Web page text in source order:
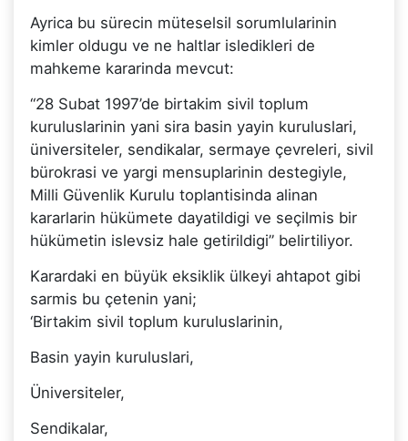
Ayrica bu sürecin müteselsil sorumlularinin
kimler oldugu ve ne haltlar isledikleri de
mahkeme kararinda mevcut:
“28 Subat 1997’de birtakim sivil toplum
kuruluslarinin yani sira basin yayin kuruluslari,
üniversiteler, sendikalar, sermaye çevreleri, sivil
bürokrasi ve yargi mensuplarinin destegiyle,
Milli Güvenlik Kurulu toplantisinda alinan
kararlarin hükümete dayatildigi ve seçilmis bir
hükümetin islevsiz hale getirildigi” belirtiliyor.
Karardaki en büyük eksiklik ülkeyi ahtapot gibi
sarmis bu çetenin yani;
‘Birtakim sivil toplum kuruluslarinin,
Basin yayin kuruluslari,
Üniversiteler,
Sendikalar,